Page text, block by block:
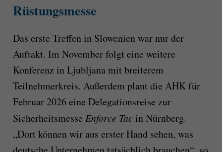
Rüstungsmesse
Das erste Treffen in Slowenien war nur der
Auftakt. Im November folgt eine weitere
Konferenz in Ljubljana mit breiterem
Teilnehmerkreis. Außerdem plant die AHK für
Februar 2026 eine Delegationsreise zur
Sicherheitsmesse Enforce Tacin Nürnberg.
„Dort können wir aus erster Hand sehen, was